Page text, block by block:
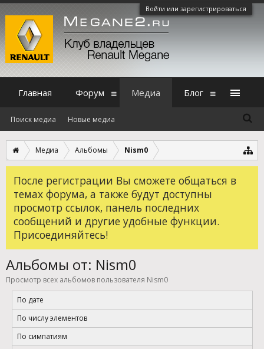
Войти или зарегистрироваться
Медиа Альбомы Nism0
После регистрации Вы сможете общаться в
темах форума, а также будут доступны
просмотр ссылок, панель последних
сообщений и другие удобные функции.
Присоединяйтесь!
Альбомы от: Nism0
Просмотр всех альбомов пользователя Nism0
По дате
По числу элементов
По симпатиям
Главная Форум Медиа
Поиск медиа Новые медиа
Блог